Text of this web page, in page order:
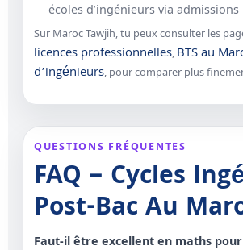
écoles d’ingénieurs via admissions
Sur Maroc Tawjih, tu peux consulter les
licences professionnelles BTS au
d’ingénieurs , pour comparer plus
QUESTIONS FRÉQUENTES
FAQ – Cycles
Post-Bac Au
Faut-il être excellent en maths